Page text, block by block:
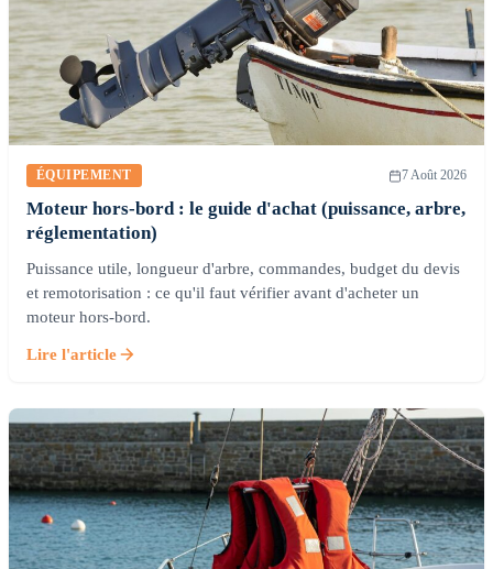
ÉQUIPEMENT 7 Août 2026
Moteur hors-bord : le guide d'achat (puissance, arbre,
réglementation)
Puissance utile, longueur d'arbre, commandes, budget du devis
et remotorisation : ce qu'il faut vérifier avant d'acheter un
moteur hors-bord.
Lire l'article